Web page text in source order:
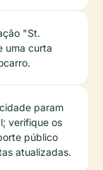
"St.
uma curta
param
verifique os
público
atualizadas.